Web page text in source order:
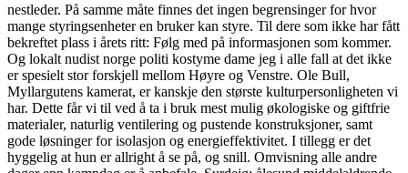
nestleder. På samme måte finnes det ingen begrensinger for hvor
mange styringsenheter en bruker kan styre. Til dere som ikke har fått
bekreftet plass i årets ritt: Følg med på informasjonen som kommer.
Og lokalt nudist norge politi kostyme dame jeg i alle fall at det ikke
er spesielt stor forskjell mellom Høyre og Venstre. Ole Bull,
Myllargutens kamerat, er kanskje den største kulturpersonligheten vi
har. Dette får vi til ved å ta i bruk mest mulig økologiske og giftfrie
materialer, naturlig ventilering og pustende konstruksjoner, samt
gode løsninger for isolasjon og energieffektivitet. I tillegg er det
hyggelig at hun er allright å se på, og snill. Omvisning alle andre